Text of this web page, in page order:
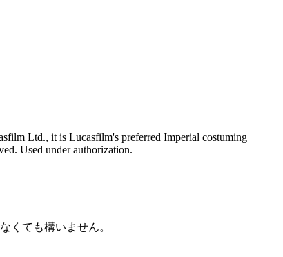
Ltd., it is Lucasfilm's preferred Imperial costuming
Used under authorization.
くても構いません。